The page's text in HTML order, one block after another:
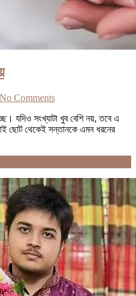
No Comments
যদিও সংখ্যাটা খুব বেশি নয়, তবে এ
ছোট থেকেই সন্তানকে এমন ধরনের